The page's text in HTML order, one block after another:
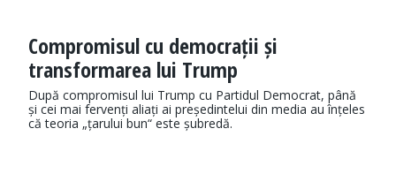
Compromisul cu democrații și
transformarea lui Trump
După compromisul lui Trump cu Partidul Democrat, până
și cei mai fervenți aliați ai președintelui din media au înțeles
că teoria „țarului bun“ este șubredă.